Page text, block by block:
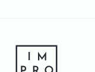
IMPRO